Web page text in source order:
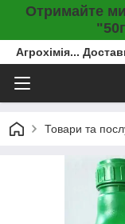
Отримайте
Агрохімія...
Товари та